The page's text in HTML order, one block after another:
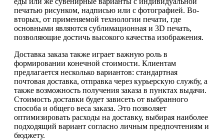
печатью рисунком, надписью или с фотографией. Во-
вторых, от применяемой технологии печати, где
основными являются сублимационная и 3D печать,
позволяющие достичь высокого качества изображения.
Доставка заказа также играет важную роль в
формировании конечной стоимости. Клиентам
предлагается несколько вариантов: стандартная
почтовая доставка, отправка через курьерскую службу, а
также возможность получения заказа в пунктах выдачи.
Стоимость доставки будет зависеть от выбранного
способа и общего веса заказа. Это позволяет
оптимизировать расходы на доставку, выбирая наиболее
подходящий вариант согласно личным предпочтениям и
бюджету.